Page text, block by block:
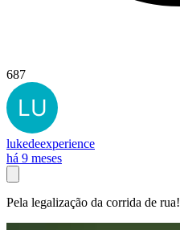
687
lukedeexperience
há 9 meses
Pela legalização da corrida de rua!